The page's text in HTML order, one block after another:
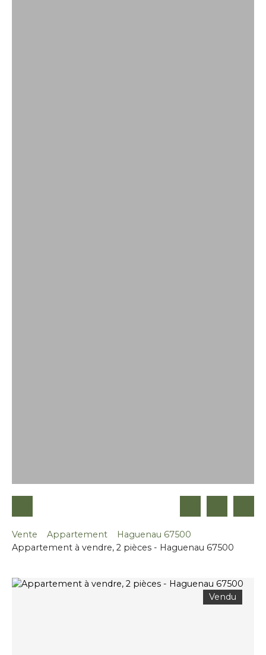
Vente Appartement
Haguenau 67500
Appartement à vendre, 2 pièces - Haguenau 67500
Vendu